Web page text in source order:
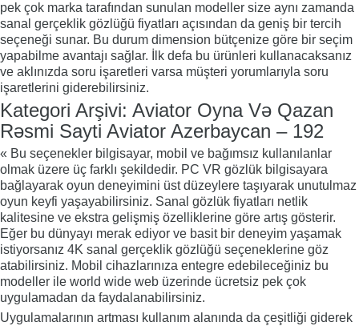
pek çok marka tarafından sunulan modeller size aynı zamanda
sanal gerçeklik gözlüğü fiyatları açısından da geniş bir tercih
seçeneği sunar. Bu durum dimension bütçenize göre bir seçim
yapabilme avantajı sağlar. İlk defa bu ürünleri kullanacaksanız
ve aklınızda soru işaretleri varsa müşteri yorumlarıyla soru
işaretlerini giderebilirsiniz.
Kategori Arşivi: Aviator Oyna Və Qazan
Rəsmi Sayti Aviator Azerbaycan – 192
« Bu seçenekler bilgisayar, mobil ve bağımsız kullanılanlar
olmak üzere üç farklı şekildedir. PC VR gözlük bilgisayara
bağlayarak oyun deneyimini üst düzeylere taşıyarak unutulmaz
oyun keyfi yaşayabilirsiniz. Sanal gözlük fiyatları netlik
kalitesine ve ekstra gelişmiş özelliklerine göre artış gösterir.
Eğer bu dünyayı merak ediyor ve basit bir deneyim yaşamak
istiyorsanız 4K sanal gerçeklik gözlüğü seçeneklerine göz
atabilirsiniz. Mobil cihazlarınıza entegre edebileceğiniz bu
modeller ile world wide web üzerinde ücretsiz pek çok
uygulamadan da faydalanabilirsiniz.
Uygulamalarının artması kullanım alanında da çeşitliği giderek